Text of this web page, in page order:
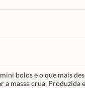
bolos e o que mais
a massa crua. Produzida